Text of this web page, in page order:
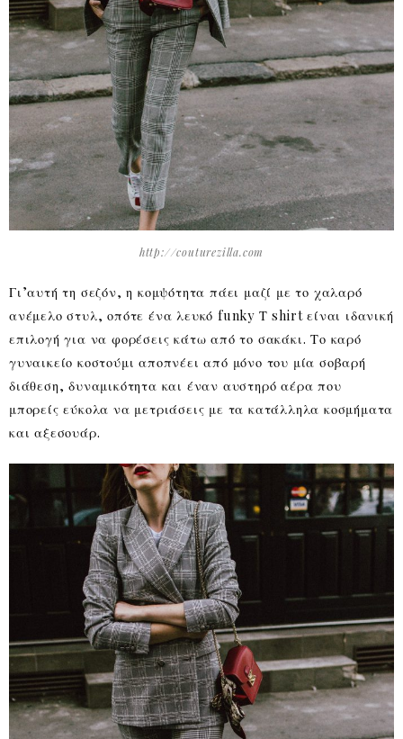
http://couturezilla.com
Γι’αυτή τη σεζόν, η κομψότητα πάει μαζί με το χαλαρό
ανέμελο στυλ, οπότε ένα λευκό funky Τ shirt είναι ιδανική
επιλογή για να φορέσεις κάτω από το σακάκι. Το καρό
γυναικείο κοστούμι αποπνέει από μόνο του μία σοβαρή
διάθεση, δυναμικότητα και έναν αυστηρό αέρα που
μπορείς εύκολα να μετριάσεις με τα κατάλληλα κοσμήματα
και αξεσουάρ.